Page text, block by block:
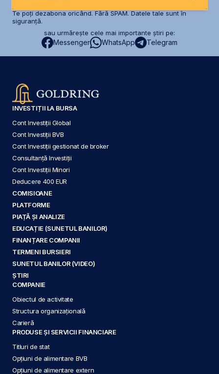
Te poți dezabona oricând. Fără SPAM. Datele tale sunt în
siguranță.
sau urmărește cele mai importante știri pe:
Messenger WhatsApp Telegram
INVESTIȚII LA BURSA
Cont Investiții Global
Cont Investiții BVB
Cont Investiții gestionat de broker
Consultanță Investiții
Cont Investiții Minori
Deducere 400 EUR
COMISIOANE
PLATFORME
PIAȚĂ ȘI ANALIZE
EDUCAȚIE (SUNETUL BANILOR)
FINANȚARE COMPANII
TERMENI BURSIERI
SUNETUL BANILOR (VIDEO)
ȘTIRI
COMPANIE
Obiectul de activitate
Structura organizațională
Carieră
PRODUSE ȘI SERVICII FINANCIARE
Titluri de stat
Opțiuni de alimentare BVB
Opțiuni de alimentare extern